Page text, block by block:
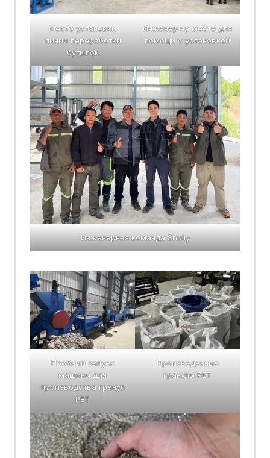
Место установки
линии переработки
бутылок
Инженер на месте для
помощи с установкой
Инженерная команда Shuliy
Пробный запуск
машины для
производства гранул
PET
Произведенные
гранулы PET